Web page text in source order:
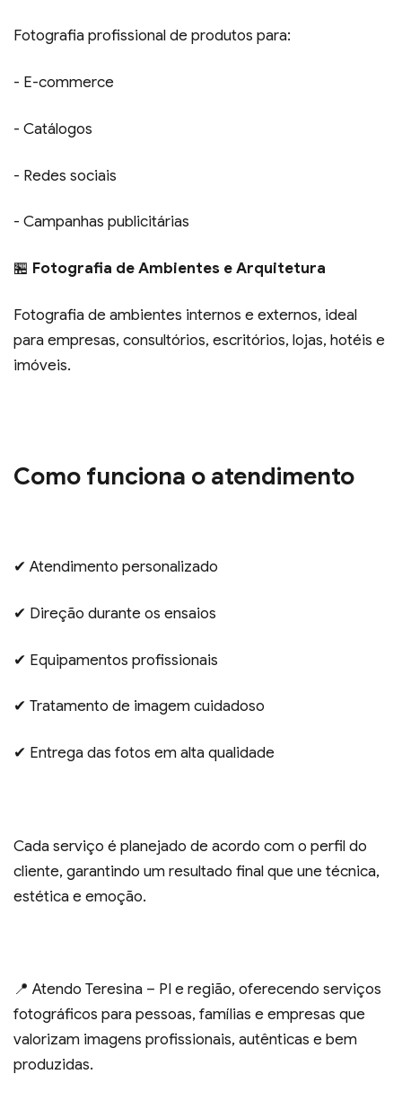
Fotografia profissional de produtos para:
- E-commerce
- Catálogos
- Redes sociais
- Campanhas publicitárias
🏪 Fotografia de Ambientes e Arquitetura
Fotografia de ambientes internos e externos, ideal
para empresas, consultórios, escritórios, lojas, hotéis e
imóveis.
Como funciona o atendimento
✔ Atendimento personalizado
✔ Direção durante os ensaios
✔ Equipamentos profissionais
✔ Tratamento de imagem cuidadoso
✔ Entrega das fotos em alta qualidade
Cada serviço é planejado de acordo com o perfil do
cliente, garantindo um resultado final que une técnica,
estética e emoção.
📍 Atendo Teresina – PI e região, oferecendo serviços
fotográficos para pessoas, famílias e empresas que
valorizam imagens profissionais, autênticas e bem
produzidas.